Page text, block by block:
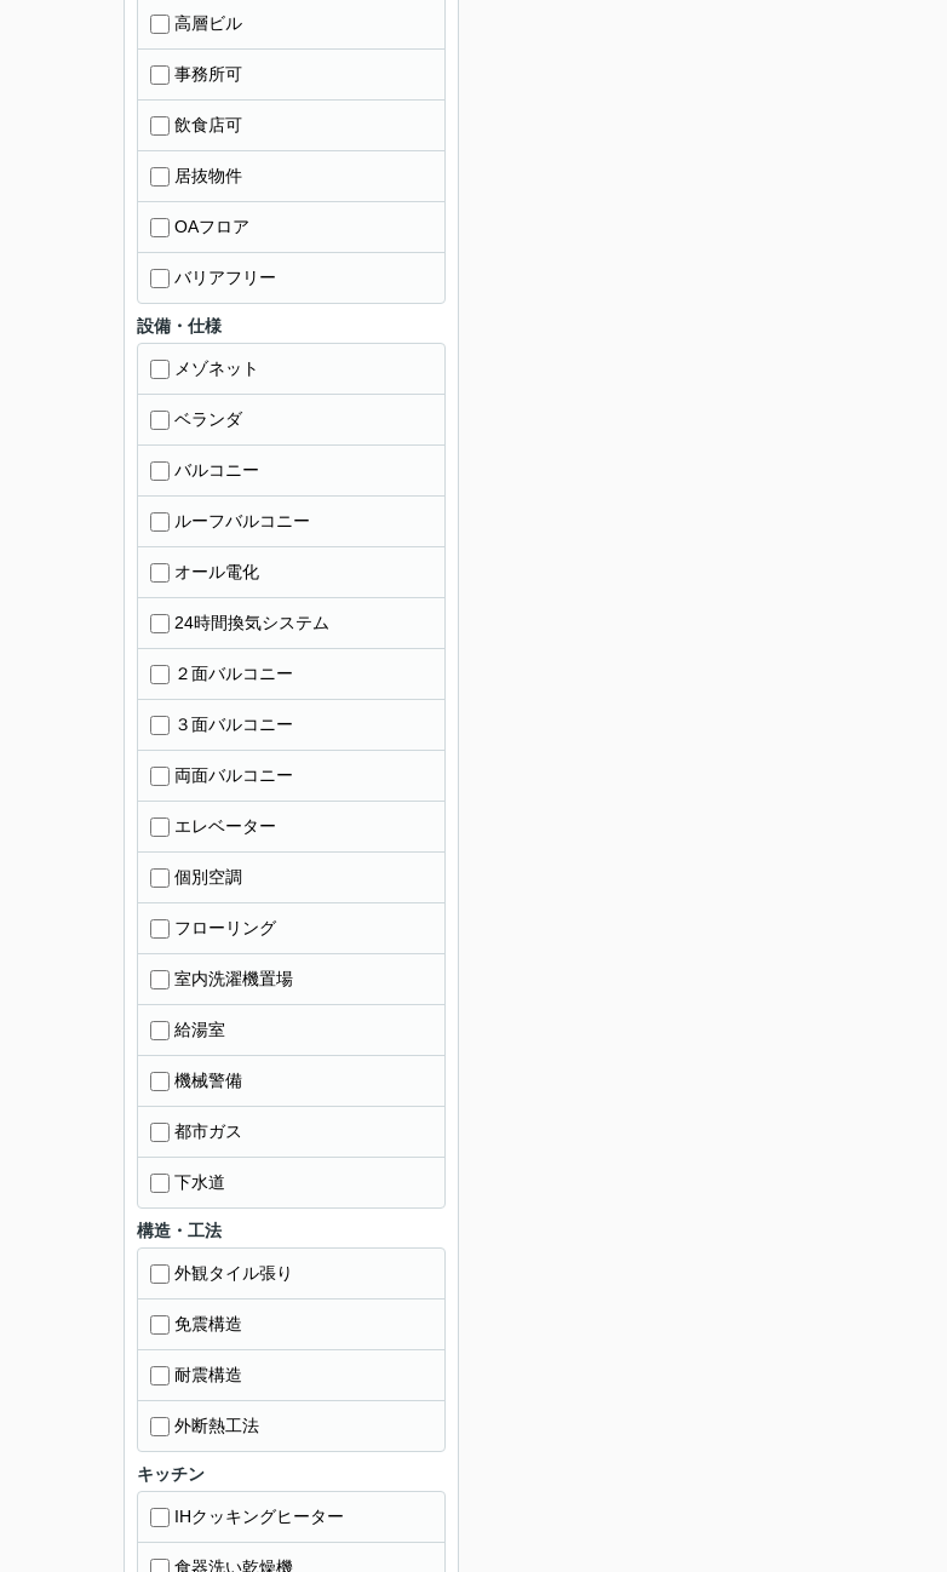
高層ビル
事務所可
飲食店可
居抜物件
OAフロア
バリアフリー
設備・仕様
メゾネット
ベランダ
バルコニー
ルーフバルコニー
オール電化
24時間換気システム
２面バルコニー
３面バルコニー
両面バルコニー
エレベーター
個別空調
フローリング
室内洗濯機置場
給湯室
機械警備
都市ガス
下水道
構造・工法
外観タイル張り
免震構造
耐震構造
外断熱工法
キッチン
IHクッキングヒーター
食器洗い乾燥機